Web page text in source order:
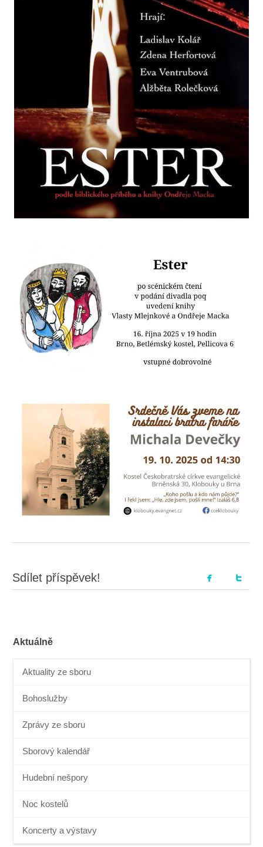
Sdílet příspěvek!
Aktuálně
Aktuality ze sboru
Bohoslužby
Zprávy ze sboru
Sborový kalendář
Hudební nešpory
Noc kostelů
Koncerty a výstavy